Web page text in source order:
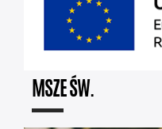
MSZE ŚW.